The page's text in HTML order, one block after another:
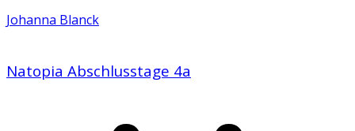
Johanna Blanck
Natopia Abschlusstage 4a